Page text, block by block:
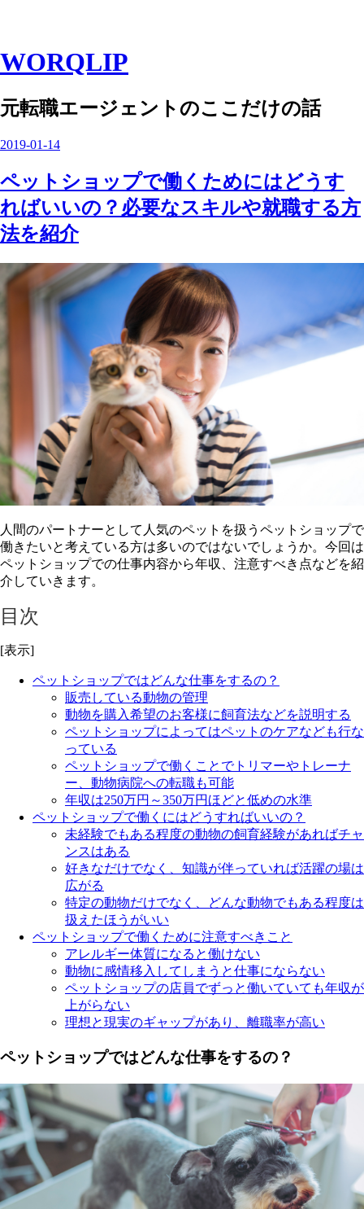
WORQLIP
元転職エージェントのここだけの話
2019-01-14
ペットショップで働くためにはどうす
ればいいの？必要なスキルや就職する方
法を紹介
人間のパートナーとして人気のペットを扱うペットショップで
働きたいと考えている方は多いのではないでしょうか。今回は
ペットショップでの仕事内容から年収、注意すべき点などを紹
介していきます。
目次
[表示]
ペットショップではどんな仕事をするの？
販売している動物の管理
動物を購入希望のお客様に飼育法などを説明する
ペットショップによってはペットのケアなども行な
っている
ペットショップで働くことでトリマーやトレーナ
ー、動物病院への転職も可能
年収は250万円～350万円ほどと低めの水準
ペットショップで働くにはどうすればいいの？
未経験でもある程度の動物の飼育経験があればチャ
ンスはある
好きなだけでなく、知識が伴っていれば活躍の場は
広がる
特定の動物だけでなく、どんな動物でもある程度は
扱えたほうがいい
ペットショップで働くために注意すべきこと
アレルギー体質になると働けない
動物に感情移入してしまうと仕事にならない
ペットショップの店員でずっと働いていても年収が
上がらない
理想と現実のギャップがあり、離職率が高い
ペットショップではどんな仕事をするの？